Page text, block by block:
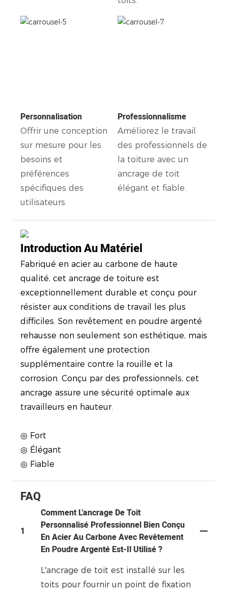
Personnalisation
Offrir une conception
sur mesure pour les
besoins et
préférences
spécifiques des
utilisateurs.
Professionnalisme
Améliorez le travail
des professionnels de
la toiture avec un
ancrage de toit
élégant et fiable.
Introduction Au Matériel
Fabriqué en acier au carbone de haute
qualité, cet ancrage de toiture est
exceptionnellement durable et conçu pour
résister aux conditions de travail les plus
difficiles. Son revêtement en poudre argenté
rehausse non seulement son esthétique, mais
offre également une protection
supplémentaire contre la rouille et la
corrosion. Conçu par des professionnels, cet
ancrage assure une sécurité optimale aux
travailleurs en hauteur.
◎ Fort
◎ Élégant
◎ Fiable
FAQ
1
Comment L'ancrage De Toit
Personnalisé Professionnel Bien Conçu
En Acier Au Carbone Avec Revêtement
En Poudre Argenté Est-Il Utilisé ?
L'ancrage de toit est installé sur les
toits pour fournir un point de fixation